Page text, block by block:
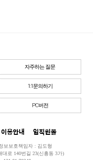
자주하는 질문
1:1문의하기
PC버전
이용안내 임직원몰
보호책임자 : 김도형
로 140번길 23(신흥동 3가)